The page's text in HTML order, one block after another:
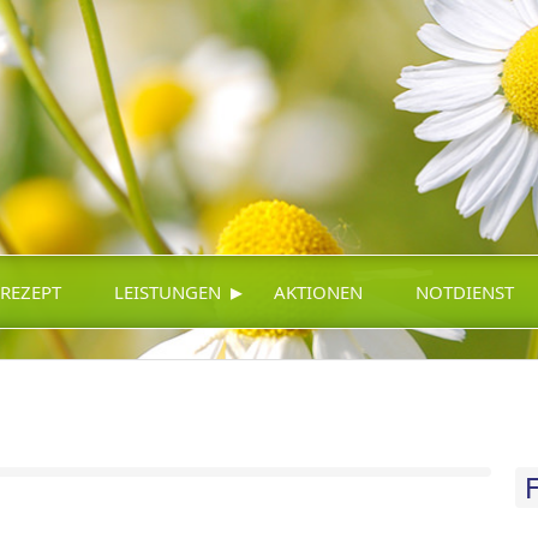
LEISTUNGEN ▸ AKTIONEN NOTDIENST